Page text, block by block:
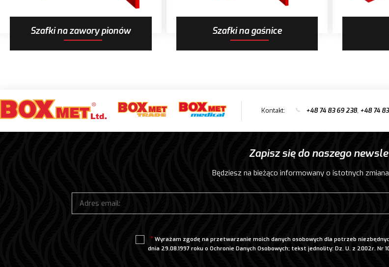
Szafki na zawory pionów Szafki na gaśnice
Kontakt: +48 74 83 69 238, +48 74
Zapisz się do naszego
Będziesz na bieżąco informowany o istotnych
Wyrażam zgodę na przetwarzanie moich danych osobowych dla potrzeb
dnia 29.08.1997 roku o Ochronie Danych Osobowych; tekst jednolity: Dz. U. z 2002r. Nr